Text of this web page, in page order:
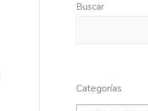
Buscar
Categorías